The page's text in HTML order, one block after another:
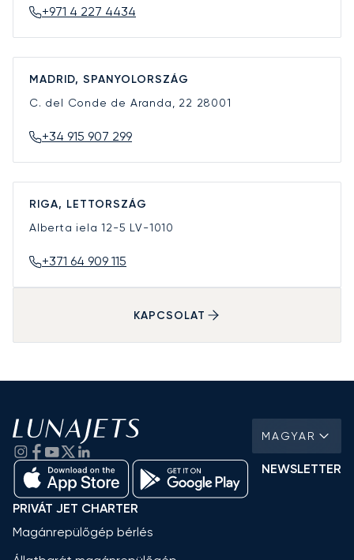
+971 4 227 4434
MADRID, SPANYOLORSZÁG
C. del Conde de Aranda, 22 28001
+34 915 907 299
RIGA, LETTORSZÁG
Alberta iela 12-5 LV-1010
+371 64 909 115
KAPCSOLAT
MAGYAR
NEWSLETTER
PRIVÁT JET CHARTER
Magánrepülőgép bérlés